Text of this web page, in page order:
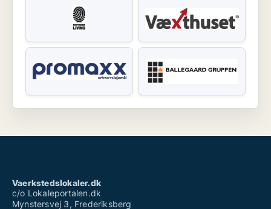
Vaerkstedslokaler.dk
c/o Lokaleportalen.dk
Mynstersvej 3, Frederiksberg